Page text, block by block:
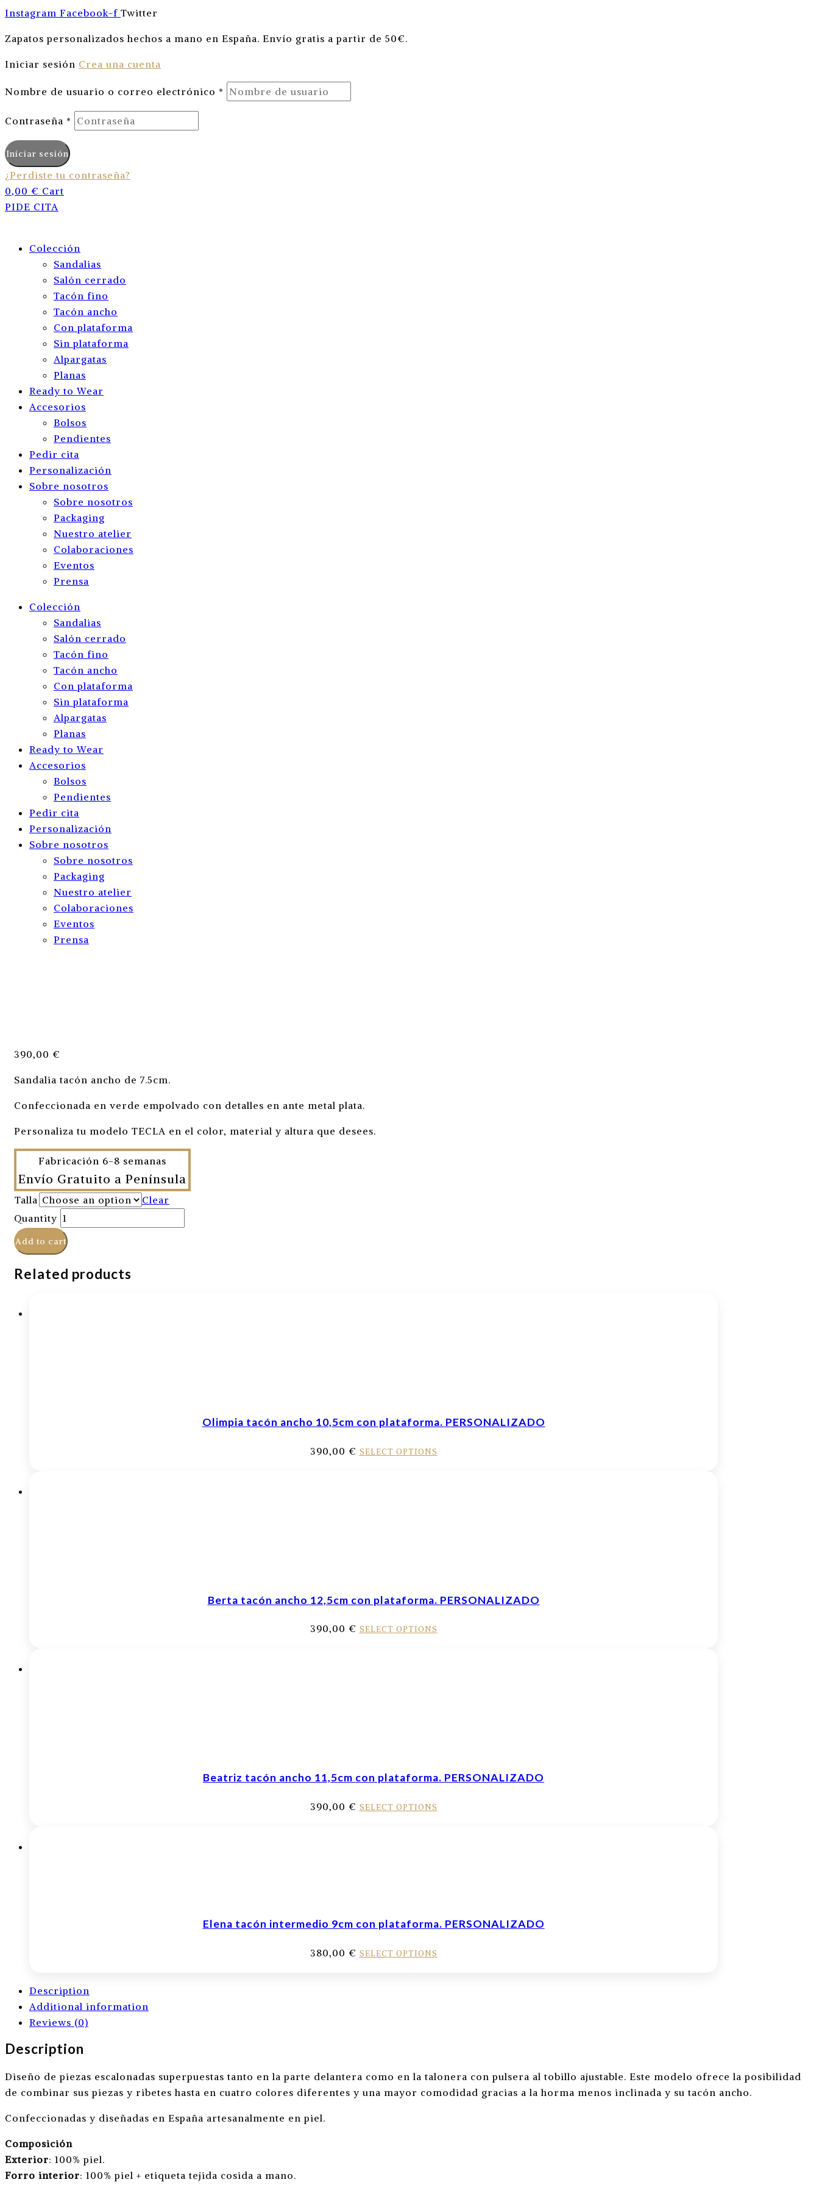
Instagram Facebook-f Twitter
Zapatos personalizados hechos a mano en España. Envío gratis a partir de 50€.
Iniciar sesión Crea una cuenta
Nombre de usuario o correo electrónico *
Contraseña *
Iniciar sesión
¿Perdiste tu contraseña?
0,00 € Cart
PIDE CITA
Colección
Sandalias
Salón cerrado
Tacón fino
Tacón ancho
Con plataforma
Sin plataforma
Alpargatas
Planas
Ready to Wear
Accesorios
Bolsos
Pendientes
Pedir cita
Personalización
Sobre nosotros
Sobre nosotros
Packaging
Nuestro atelier
Colaboraciones
Eventos
Prensa
Colección
Sandalias
Salón cerrado
Tacón fino
Tacón ancho
Con plataforma
Sin plataforma
Alpargatas
Planas
Ready to Wear
Accesorios
Bolsos
Pendientes
Pedir cita
Personalización
Sobre nosotros
Sobre nosotros
Packaging
Nuestro atelier
Colaboraciones
Eventos
Prensa
390,00 €
Sandalia tacón ancho de 7.5cm.
Confeccionada en verde empolvado con detalles en ante metal plata.
Personaliza tu modelo TECLA en el color, material y altura que desees.
Fabricación 6-8 semanas
Envío Gratuito a Península
Talla
Clear
Quantity
Add to cart
Related products
Olimpia tacón ancho 10,5cm con plataforma. PERSONALIZADO
390,00 € SELECT OPTIONS
Berta tacón ancho 12,5cm con plataforma. PERSONALIZADO
390,00 € SELECT OPTIONS
Beatriz tacón ancho 11,5cm con plataforma. PERSONALIZADO
390,00 € SELECT OPTIONS
Elena tacón intermedio 9cm con plataforma. PERSONALIZADO
380,00 € SELECT OPTIONS
Description
Additional information
Reviews (0)
Description
Diseño de piezas escalonadas superpuestas tanto en la parte delantera como en la talonera con pulsera al tobillo ajustable. Este modelo ofrece la posibilidad
de combinar sus piezas y ribetes hasta en cuatro colores diferentes y una mayor comodidad gracias a la horma menos inclinada y su tacón ancho.
Confeccionadas y diseñadas en España artesanalmente en piel.
Composición
Exterior: 100% piel.
Forro interior: 100% piel + etiqueta tejida cosida a mano.